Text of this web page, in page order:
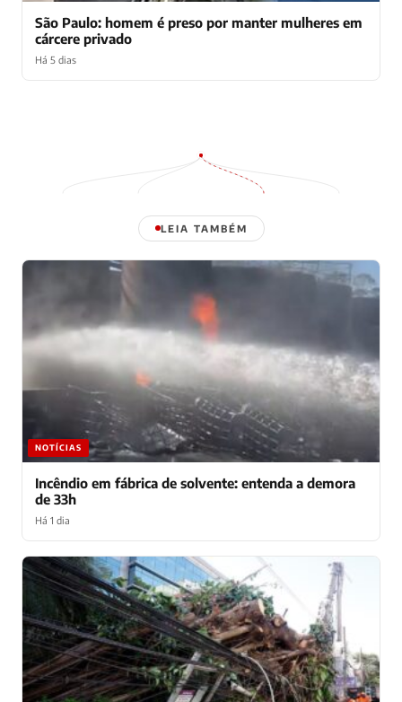
São Paulo: homem é preso por manter mulheres em
cárcere privado
Há 5 dias
LEIA TAMBÉM
NOTÍCIAS
Incêndio em fábrica de solvente: entenda a demora
de 33h
Há 1 dia